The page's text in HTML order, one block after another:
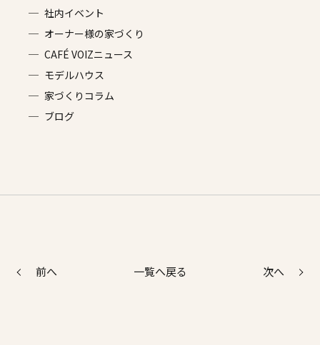
社内イベント
オーナー様の家づくり
CAFÉ VOIZニュース
モデルハウス
家づくりコラム
ブログ
前へ 一覧へ戻る 次へ